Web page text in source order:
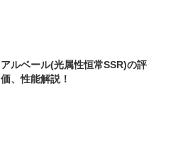
アルベール(光属性恒常SSR)の評
価、性能解説！